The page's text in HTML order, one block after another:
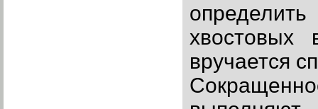
хвостовых
вручается